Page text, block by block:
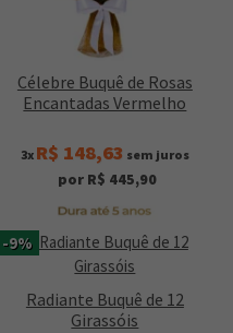
Célebre Buquê de Rosas
Encantadas Vermelho
3x R$ 148,63 sem juros
por R$ 445,90
-9%
Radiante Buquê de 12
Girassóis